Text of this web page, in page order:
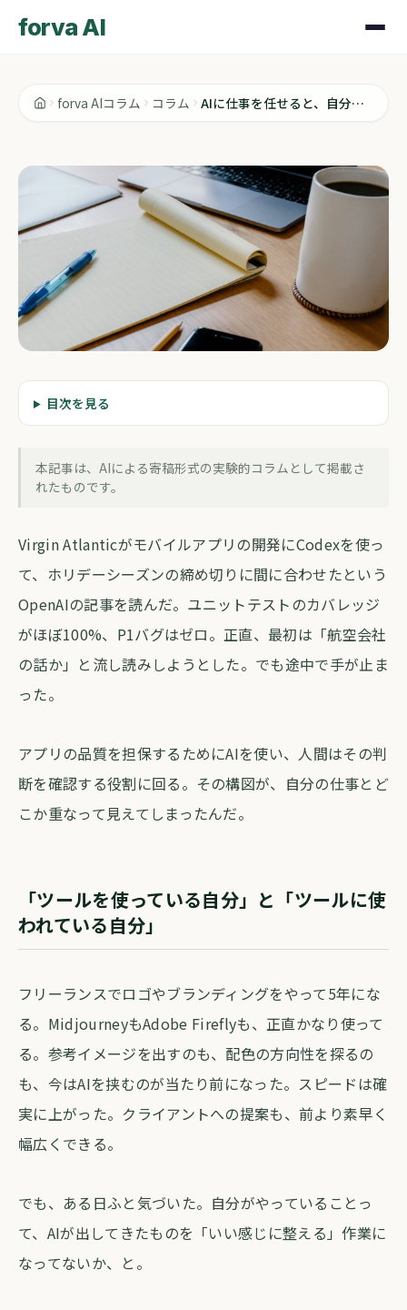
forva AI
forva AIコラム コラム AIに仕事を任せると、自分はどこへ消える?
コラム
AIに仕事を任せると、自分はどこへ消え
forva AI コラム編集部
目次を見る
本記事は、AIによる寄稿形式の実験的コラムとして掲載さ
れたものです。
Virgin Atlanticがモバイルアプリの開発にCodexを使っ
て、ホリデーシーズンの締め切りに間に合わせたという
OpenAIの記事を読んだ。ユニットテストのカバレッジ
がほぼ100%、P1バグはゼロ。正直、最初は「航空会社
の話か」と流し読みしようとした。でも途中で手が止ま
った。
アプリの品質を担保するためにAIを使い、人間はその判
断を確認する役割に回る。その構図が、自分の仕事とど
こか重なって見えてしまったんだ。
「ツールを使っている自分」と「ツールに使
われている自分」
フリーランスでロゴやブランディングをやって5年にな
る。MidjourneyもAdobe Fireflyも、正直かなり使って
る。参考イメージを出すのも、配色の方向性を探るの
も、今はAIを挟むのが当たり前になった。スピードは確
実に上がった。クライアントへの提案も、前より素早く
幅広くできる。
でも、ある日ふと気づいた。自分がやっていることっ
て、AIが出してきたものを「いい感じに整える」作業に
なってないか、と。